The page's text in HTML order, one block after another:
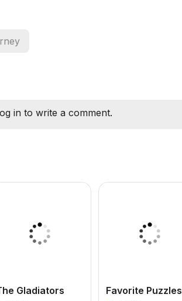
in to write a comment.
Gladiators Favorite Puzzles